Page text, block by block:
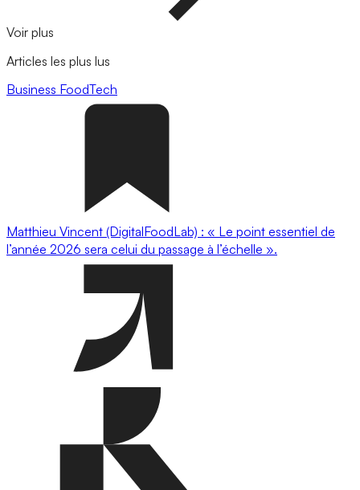
Voir plus
Articles les plus lus
Business FoodTech
Matthieu Vincent (DigitalFoodLab) : « Le point essentiel de
l’année 2026 sera celui du passage à l’échelle ».